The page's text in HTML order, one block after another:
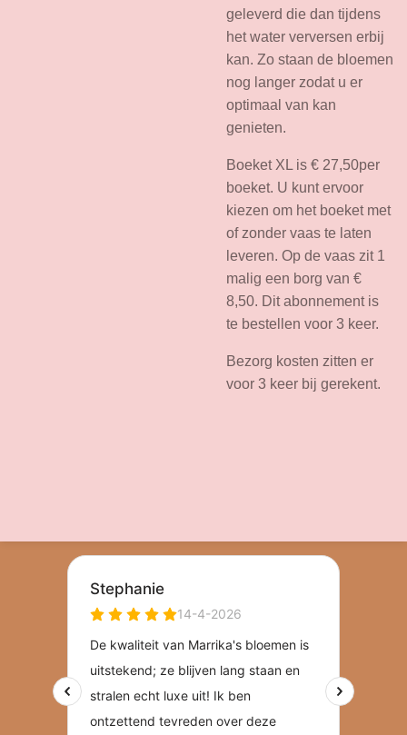
geleverd die dan tijdens
het water verversen erbij
kan. Zo staan de bloemen
nog langer zodat u er
optimaal van kan
genieten.
Boeket XL is € 27,50per
boeket. U kunt ervoor
kiezen om het boeket met
of zonder vaas te laten
leveren. Op de vaas zit 1
malig een borg van €
8,50. Dit abonnement is
te bestellen voor 3 keer.
Bezorg kosten zitten er
voor 3 keer bij gerekent.